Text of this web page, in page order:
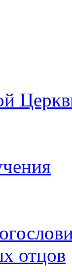
отцов